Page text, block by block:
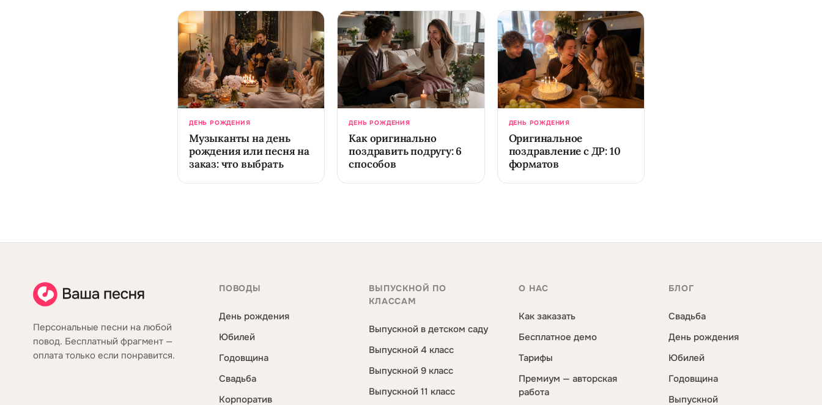
ДЕНЬ РОЖДЕНИЯ
Музыканты на день
рождения или песня на
заказ: что выбрать
ДЕНЬ РОЖДЕНИЯ
Как оригинально
поздравить подругу: 6
способов
ДЕНЬ РОЖДЕНИЯ
Оригинальное
поздравление с ДР: 10
форматов
Персональные песни на любой
повод. Бесплатный фрагмент —
оплата только если понравится.
ПОВОДЫ
День рождения
Юбилей
Годовщина
Свадьба
Корпоратив
ВЫПУСКНОЙ ПО
КЛАССАМ
Выпускной в детском саду
Выпускной 4 класс
Выпускной 9 класс
Выпускной 11 класс
О НАС
Как заказать
Бесплатное демо
Тарифы
Премиум — авторская
работа
БЛОГ
Свадьба
День рождения
Юбилей
Годовщина
Выпускной